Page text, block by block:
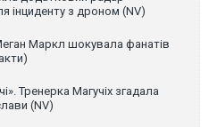
інциденту з дроном (NV)
Маркл шокувала фанатів
Тренерка Магучіх згадала
(NV)